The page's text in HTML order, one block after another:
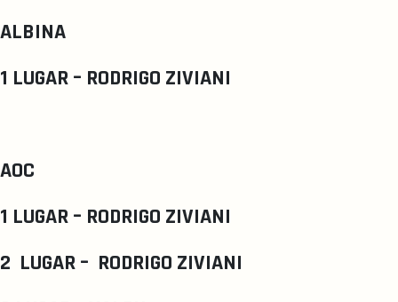
ALBINA
1 LUGAR – RODRIGO ZIVIANI
AOC
1 LUGAR – RODRIGO ZIVIANI
2 LUGAR – RODRIGO ZIVIANI